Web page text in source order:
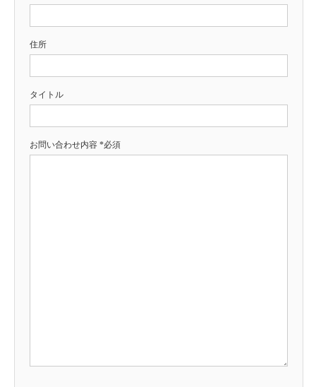
住所
タイトル
お問い合わせ内容 *必須